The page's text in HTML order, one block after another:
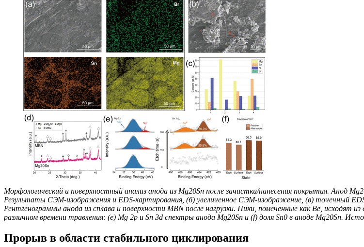
Морфологический и поверхностный анализ анода из Mg20Sn после зачистки/нанесения покрытия. Анод
Результаты СЭМ-изображения и EDS-картирования, (б) увеличенное СЭМ-изображение, (в) точечный
Рентгенограммы анода из сплава и поверхности MBN после нагрузки. Пики, помеченные как Be, исходят
различном времени травления: (e) Mg 2p и Sn 3d спектры анода Mg20Sn и (f) доля Sn0 в аноде Mg20Sn.
Прорыв в области стабильного циклирования